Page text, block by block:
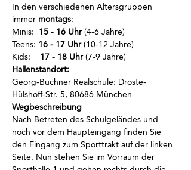
In den verschiedenen Altersgruppen
immer montags:
Minis: 15 - 16 Uhr (4-6 Jahre)
Teens: 16 - 17 Uhr (10-12 Jahre)
Kids: 17 - 18 Uhr (7-9 Jahre)
Hallenstandort:
Georg-Büchner Realschule: Droste-
Hülshoff-Str. 5, 80686 München
Wegbeschreibung
Nach Betreten des Schulgeländes und
noch vor dem Haupteingang finden Sie
den Eingang zum Sporttrakt auf der linken
Seite. Nun stehen Sie im Vorraum der